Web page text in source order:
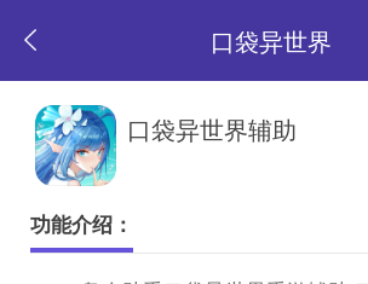
口袋异世界
返 口袋异世界辅助
功能介绍：